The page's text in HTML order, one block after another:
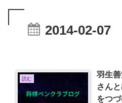
2014-02-07
読む
羽生
さん
をつ